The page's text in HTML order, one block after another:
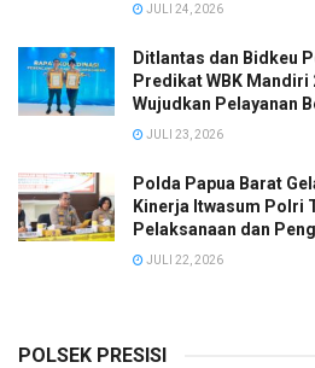
JULI 24, 2026
Ditlantas dan Bidkeu
Predikat WBK
Wujudkan Pelayanan
JULI 23, 2026
Polda Papua Barat
Kinerja Itwasum Polri
Pelaksanaan dan
JULI 22, 2026
POLSEK PRESISI